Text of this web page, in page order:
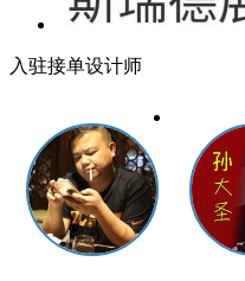
入驻接单设计师